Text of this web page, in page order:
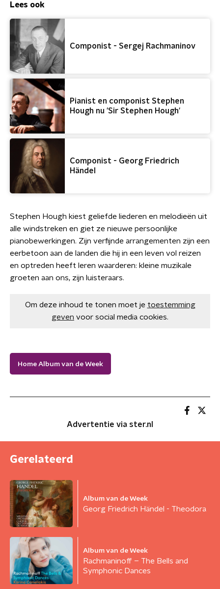
Lees ook
Componist - Sergej Rachmaninov
Pianist en componist Stephen
Hough nu 'Sir Stephen Hough'
Componist - Georg Friedrich
Händel
Stephen Hough kiest geliefde liederen en melodieën uit
alle windstreken en giet ze nieuwe persoonlijke
pianobewerkingen. Zijn verfijnde arrangementen zijn een
eerbetoon aan de landen die hij in een leven vol reizen
en optreden heeft leren waarderen: kleine muzikale
groeten aan ons, zijn luisteraars.
Om deze inhoud te tonen moet je toestemming
geven voor social media cookies.
Home Album van de Week
Advertentie via ster.nl
Gerelateerd
Album van de Week
Georg Friedrich Händel - Theodora
Album van de Week
Rachmaninoff – The Bells and
Symphonic Dances